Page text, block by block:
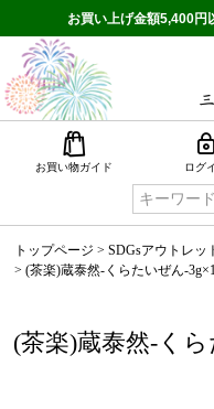
お買い上げ金額5,400円
お買い物ガイド ログ
トップページ
SDGsアウトレッ
(茶楽)蔵泰然-くらたいぜん-
(茶楽)蔵泰然-く